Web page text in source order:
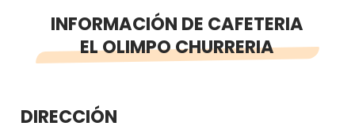
INFORMACIÓN DE CAFETERIA
EL OLIMPO CHURRERIA
DIRECCIÓN